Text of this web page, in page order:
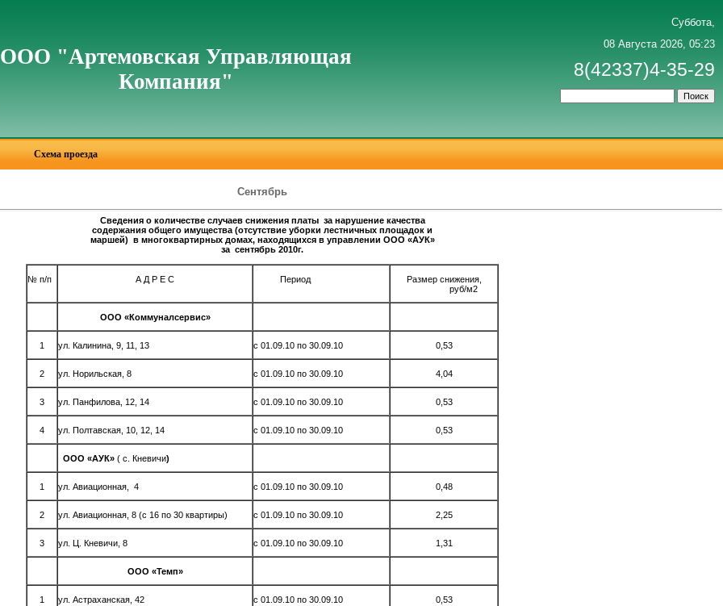
ООО "Артемовская Управляющая
Компания"
Суббота,
08 Августа 2026, 05:23
8(42337)4-35-29
Схема проезда
Сентябрь
Сведения о количестве случаев снижения платы за нарушение качества
содержания общего имущества (отсутствие уборки лестничных площадок и
маршей) в многоквартирных домах, находящихся в управлении ООО «АУК»
за сентябрь 2010г.
№ п/п А Д Р Е С Период
Размер снижения,
руб/м2
ООО «Коммуналсервис»
1 ул. Калинина, 9, 11, 13 с 01.09.10 по 30.09.10 0,53
2 ул. Норильская, 8 с 01.09.10 по 30.09.10 4,04
3 ул. Панфилова, 12, 14 с 01.09.10 по 30.09.10 0,53
4 ул. Полтавская, 10, 12, 14 с 01.09.10 по 30.09.10 0,53
ООО «АУК» ( с. Кневичи)
1 ул. Авиационная, 4 с 01.09.10 по 30.09.10 0,48
2 ул. Авиационная, 8 (с 16 по 30 квартиры) с 01.09.10 по 30.09.10 2,25
3 ул. Ц. Кневичи, 8 с 01.09.10 по 30.09.10 1,31
ООО «Темп»
1 ул. Астраханская, 42 с 01.09.10 по 30.09.10 0,53